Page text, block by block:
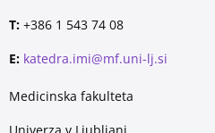
T: +386 1 543 74 08
E: katedra.imi@mf.uni-lj.si
Medicinska fakulteta
Univerza v Ljubljani